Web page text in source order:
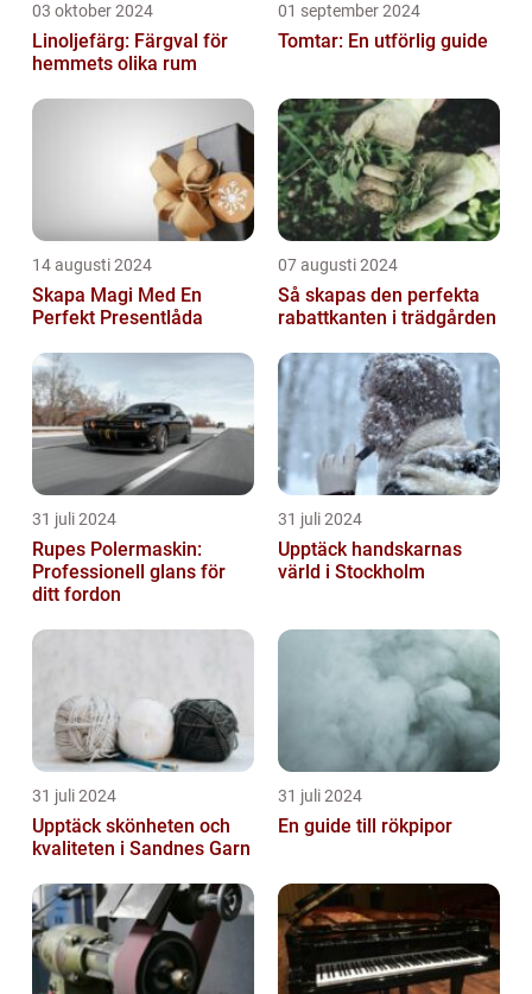
03 oktober 2024
Linoljefärg: Färgval för
hemmets olika rum
01 september 2024
Tomtar: En utförlig guide
14 augusti 2024
Skapa Magi Med En
Perfekt Presentlåda
07 augusti 2024
Så skapas den perfekta
rabattkanten i trädgården
31 juli 2024
Rupes Polermaskin:
Professionell glans för
ditt fordon
31 juli 2024
Upptäck handskarnas
värld i Stockholm
31 juli 2024
Upptäck skönheten och
kvaliteten i Sandnes Garn
31 juli 2024
En guide till rökpipor